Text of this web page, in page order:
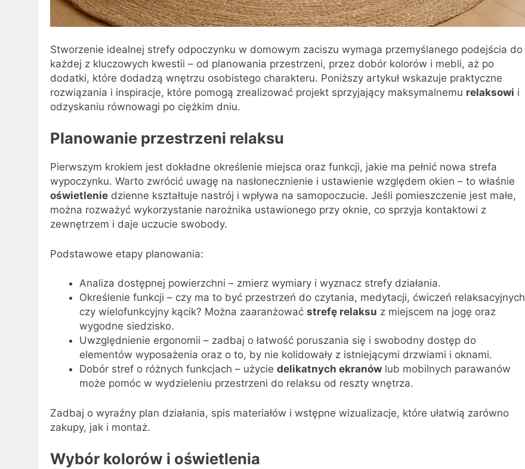
Stworzenie idealnej strefy odpoczynku w domowym zaciszu wymaga przemyślanego podejścia do
każdej z kluczowych kwestii – od planowania przestrzeni, przez dobór kolorów i mebli, aż po
dodatki, które dodadzą wnętrzu osobistego charakteru. Poniższy artykuł wskazuje praktyczne
rozwiązania i inspiracje, które pomogą zrealizować projekt sprzyjający maksymalnemu relaksowi i
odzyskaniu równowagi po ciężkim dniu.
Planowanie przestrzeni relaksu
Pierwszym krokiem jest dokładne określenie miejsca oraz funkcji, jakie ma pełnić nowa strefa
wypoczynku. Warto zwrócić uwagę na nasłonecznienie i ustawienie względem okien – to właśnie
oświetlenie dzienne kształtuje nastrój i wpływa na samopoczucie. Jeśli pomieszczenie jest małe,
można rozważyć wykorzystanie narożnika ustawionego przy oknie, co sprzyja kontaktowi z
zewnętrzem i daje uczucie swobody.
Podstawowe etapy planowania:
Analiza dostępnej powierzchni – zmierz wymiary i wyznacz strefy działania.
Określenie funkcji – czy ma to być przestrzeń do czytania, medytacji, ćwiczeń relaksacyjnych
czy wielofunkcyjny kącik? Można zaaranżować strefę relaksu z miejscem na jogę oraz
wygodne siedzisko.
Uwzględnienie ergonomii – zadbaj o łatwość poruszania się i swobodny dostęp do
elementów wyposażenia oraz o to, by nie kolidowały z istniejącymi drzwiami i oknami.
Dobór stref o różnych funkcjach – użycie delikatnych ekranówlub mobilnych parawanów
może pomóc w wydzieleniu przestrzeni do relaksu od reszty wnętrza.
Zadbaj o wyraźny plan działania, spis materiałów i wstępne wizualizacje, które ułatwią zarówno
zakupy, jak i montaż.
Wybór kolorów i oświetlenia